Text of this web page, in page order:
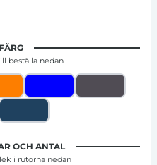
beställa nedan
OCH ANTAL
i rutorna nedan